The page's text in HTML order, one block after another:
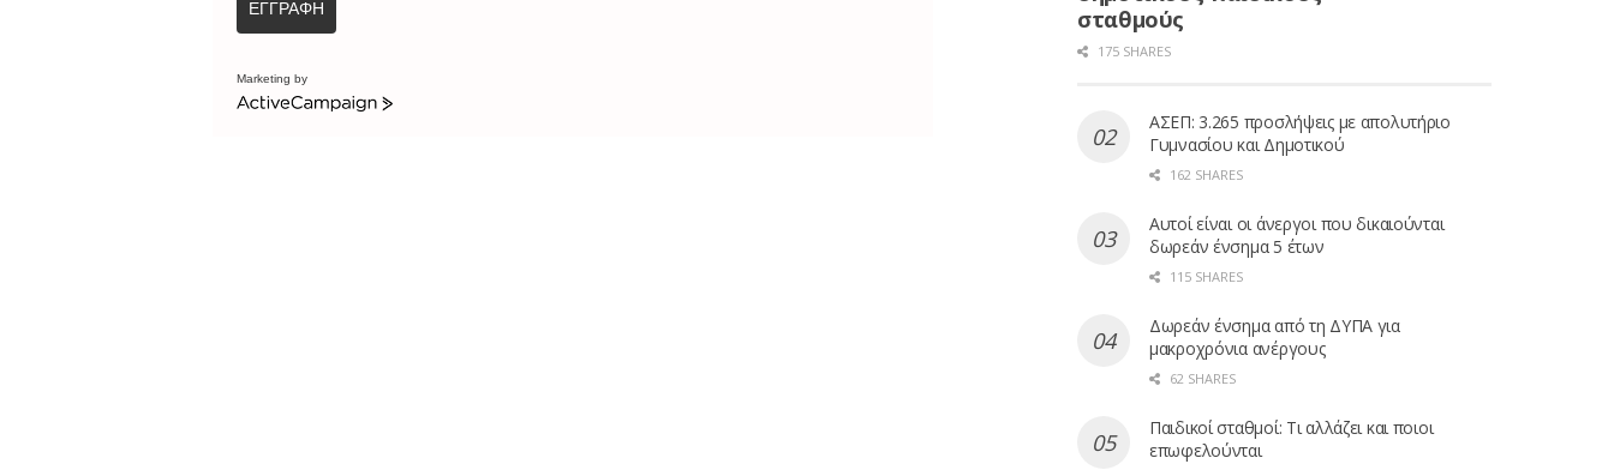
ΕΓΓΡΑΦΗ
Marketing by
σταθμούς
175 SHARES
ΑΣΕΠ: 3.265 προσλήψεις με απολυτήριο
Γυμνασίου και Δημοτικού
162 SHARES
Αυτοί είναι οι άνεργοι που δικαιούνται
δωρεάν ένσημα 5 έτων
115 SHARES
Δωρεάν ένσημα από τη ΔΥΠΑ για
μακροχρόνια ανέργους
62 SHARES
Παιδικοί σταθμοί: Τι αλλάζει και ποιοι
επωφελούνται